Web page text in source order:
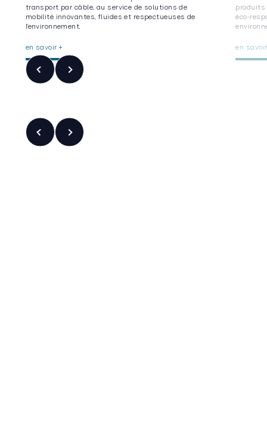
transport par câble, au service de solutions de
mobilité innovantes, fluides et respectueuses de
l’environnement.
en savoir +
produits
éco-
en